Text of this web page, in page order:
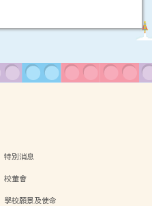
特別消息
校董會
學校願景及使命